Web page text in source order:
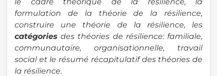
formulation de la théorie de la résilience,
construire une théorie de la résilience, les
catégories des théories de résilience: familiale,
communautaire, organisationnelle, travail
social et le résumé récapitulatif des théories de
la résilience.